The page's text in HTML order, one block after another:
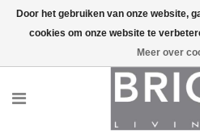
Door het gebruiken van onze website,
cookies om onze website te
Meer over